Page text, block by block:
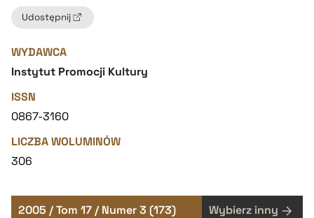
Udostępnij
WYDAWCA
Instytut Promocji Kultury
ISSN
0867-3160
LICZBA WOLUMINÓW
306
2005 / Tom 17 / Numer 3 (173) Wybierz inny